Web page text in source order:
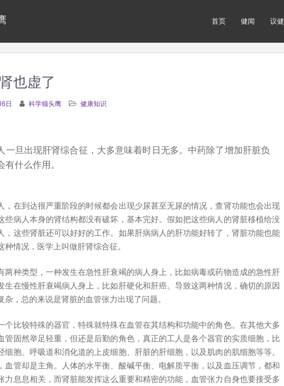
首页 健闻 议健
也虚了
日 科学猫头鹰 健康知识
一旦出现肝肾综合征，大多意味着时日无多。中药除了增加肝脏负
有什么作用。
，在到达很严重阶段的时候都会出现少尿甚至无尿的情况，查肾功能也会出现
些病人本身的肾结构都没有破坏，基本完好。假如把这些病人的肾脏移植给没
，这些肾脏还可以好好的工作。如果肝病病人的肝功能好转了，肾脏功能也能
种情况，医学上叫做肝肾综合征。
两种类型，一种发生在急性肝衰竭的病人身上，比如病毒或药物造成的急性肝
生在慢性肝衰竭病人身上，比如肝硬化和肝癌。导致这两种情况，确切的原因
杂，总的来说是肾脏的血管张力出现了问题。
个比较特殊的器官，特殊就特殊在血管在其结构和功能中的角色。在其他大多
管固然举足轻重，但还是后勤的角色，真正的工人是各个器官的实质细胞，比
细胞、呼吸道和消化道的上皮细胞、肝脏的肝细胞，以及肌肉的肌细胞等等。
血管却是主角。人体的水平衡、酸碱平衡、电解质平衡，以及血压调节，都和
力息息相关，而肾脏能发挥这么重要和精密的功能，血管张力自身也要接受多